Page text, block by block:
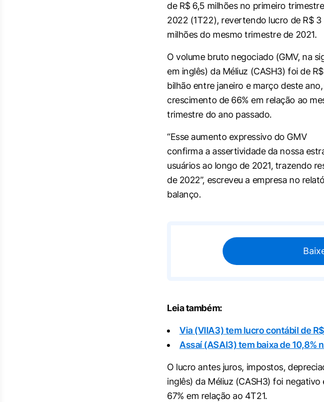
de R$ 6,5 milhões no primeiro
2022 (1T22), revertendo lucro de R$ 3
milhões do mesmo trimestre de 2021.
O volume bruto negociado (GMV, na
em inglês) da Méliuz (CASH3) foi de R$
bilhão entre janeiro e março deste
crescimento de 66% em relação ao
trimestre do ano passado.
“Esse aumento expressivo do GMV
confirma a assertividade da nossa
usuários ao longo de 2021, trazendo
de 2022”, escreveu a empresa no
balanço.
Leia também:
Via (VIIA3) tem lucro contábil de
Assaí (ASAI3) tem baixa de 10,8%
O lucro antes juros, impostos,
inglês) da Méliuz (CASH3) foi negativo
67% em relação ao 4T21.